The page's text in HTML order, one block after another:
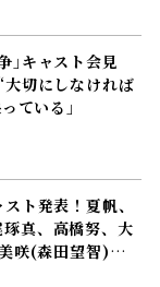
｣キャスト会見
切にしなければ
ている」
ト発表！夏帆、
真、高橋努、大
美咲(森田望智)が
年度前期放送